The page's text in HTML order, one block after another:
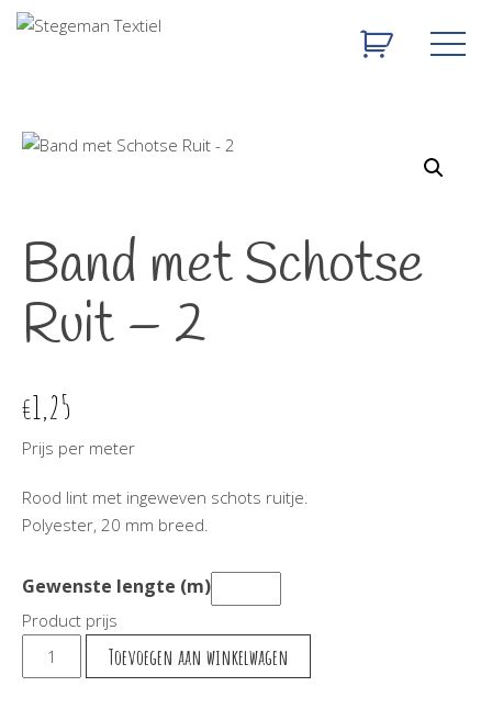
Band met Schotse
Ruit – 2
€1,25
Prijs per meter
Rood lint met ingeweven schots ruitje.
Polyester, 20 mm breed.
Gewenste lengte (m)
Product prijs
Band
met
Toevoegen aan winkelwagen